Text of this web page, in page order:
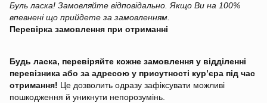
Буль ласка! Замовляйте відповідально. Якщо Ви на 100%
впевнені що прийдете за замовленням.
Перевірка замовлення при отриманні
Будь ласка, перевіряйте кожне замовлення у відділенні
перевізника або за адресою у присутності кур’єра під час
отримання! Це дозволить одразу зафіксувати можливі
пошкодження й уникнути непорозумінь.